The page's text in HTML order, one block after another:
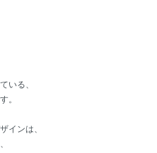
いる、
。
インは、